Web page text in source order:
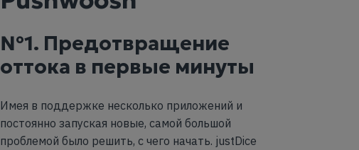
№1. Предотвращение
оттока в первые минуты
Имея в поддержке несколько приложений и
постоянно запуская новые, самой большой
проблемой было решить, с чего начать. justDice